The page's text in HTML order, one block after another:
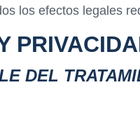
los efectos legales
DEL